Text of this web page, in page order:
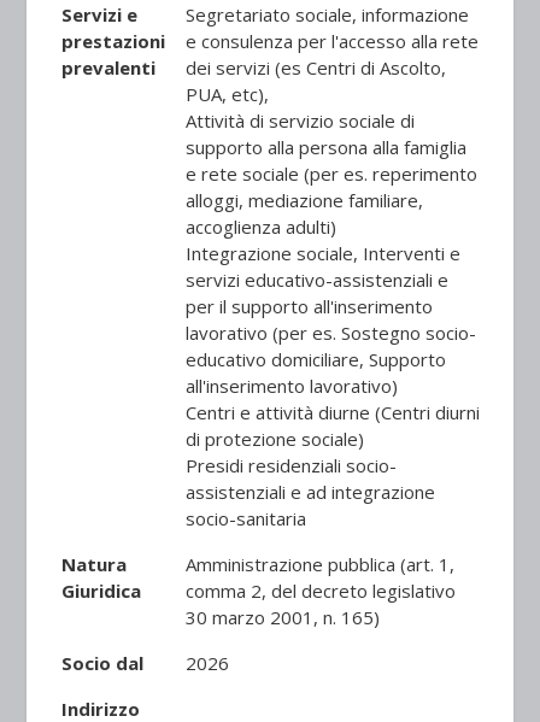
Servizi e
prestazioni
prevalenti
Segretariato sociale, informazione
e consulenza per l'accesso alla rete
dei servizi (es Centri di Ascolto,
PUA, etc),
Attività di servizio sociale di
supporto alla persona alla famiglia
e rete sociale (per es. reperimento
alloggi, mediazione familiare,
accoglienza adulti)
Integrazione sociale, Interventi e
servizi educativo-assistenziali e
per il supporto all'inserimento
lavorativo (per es. Sostegno socio-
educativo domiciliare, Supporto
all'inserimento lavorativo)
Centri e attività diurne (Centri diurni
di protezione sociale)
Presidi residenziali socio-
assistenziali e ad integrazione
socio-sanitaria
Natura
Giuridica
Amministrazione pubblica (art. 1,
comma 2, del decreto legislativo
30 marzo 2001, n. 165)
Socio dal
2026
Indirizzo